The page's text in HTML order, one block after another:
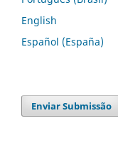
English
Español (España)
Enviar Submissão